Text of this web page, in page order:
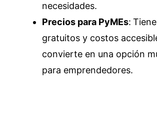
necesidades.
Precios para PyMEs:
gratuitos y costos
convierte en una opción
para emprendedores.